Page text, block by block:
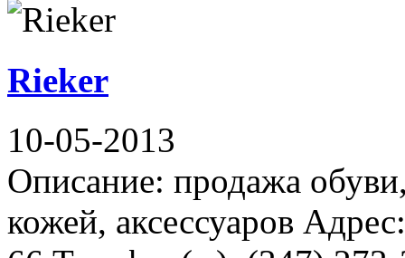
Rieker
10-05-2013
Описание: продажа
кожей, аксессуаров